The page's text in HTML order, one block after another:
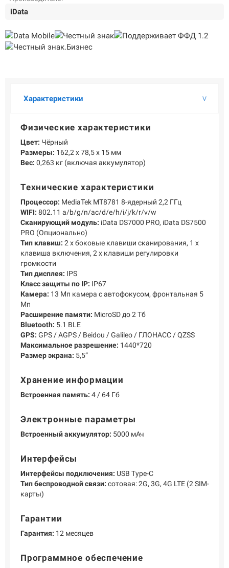
О КОМПАНИИ
производства кассового и весового оборудования.
КОНТАКТЫ СЕРВИСНЫЕ ЦЕНТРЫ
ПОЛЕЗНЫЕ РЕСУРСЫ
технической составляющей ассортимента «POScenter».
НОВОСТИ ЖУРНАЛ
+7 (495) 518-94-41
iData
Характеристики
Физические характеристики
Цвет: Чёрный
Размеры: 162,2 x 78,5 x 15 мм
Вес: 0,263 кг (включая аккумулятор)
Технические характеристики
Процессор: MediaTek MT8781 8-ядерный 2,2 ГГц
WIFI: 802.11 a/b/g/n/ac/d/e/h/i/j/k/r/v/w
Сканирующий модуль: iData DS7000 PRO, iData DS7500
PRO (Опционально)
Тип клавиш: 2 х боковые клавиши сканирования, 1 х
клавиша включения, 2 х клавиши регулировки
громкости
Тип дисплея: IPS
Класс защиты по IP: IP67
Камера: 13 Мп камера с автофокусом, фронтальная 5
Мп
Расширение памяти: MicroSD до 2 Тб
Bluetooth: 5.1 ВLE
GPS: GPS / AGPS / Beidou / Galileo / ГЛОНАСС / QZSS
Максимальное разрешение: 1440*720
Размер экрана: 5,5”
Хранение информации
Встроенная память: 4 / 64 Гб
Электронные параметры
Встроенный аккумулятор: 5000 мАч
Интерфейсы
Интерфейсы подключения: USB Type-C
Тип беспроводной связи: сотовая: 2G, 3G, 4G LTE (2 SIM-
карты)
Гарантии
Гарантия: 12 месяцев
Программное обеспечение